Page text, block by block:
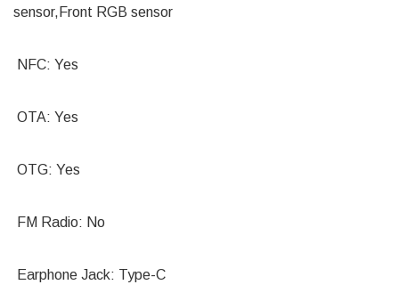
sensor,Front RGB sensor
NFC: Yes
OTA: Yes
OTG: Yes
FM Radio: No
Earphone Jack: Type-C